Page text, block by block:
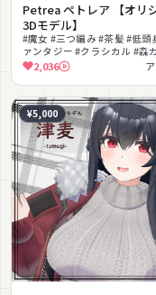
Petrea ペトレア 【オリ
3Dモデル】
#魔女 #三つ編み #茶髪 #低頭
ァンタジー #クラシカル #森
#ほうき #lilToon対応 #MA対
2,036
¥5,000